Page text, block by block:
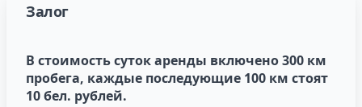
Залог
В стоимость суток аренды включено 300 км
пробега, каждые последующие 100 км стоят
10 бел. рублей.